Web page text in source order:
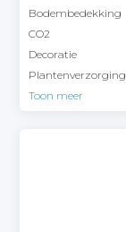
Bodembedekking
CO2
Decoratie
Plantenverzorging
Toon meer